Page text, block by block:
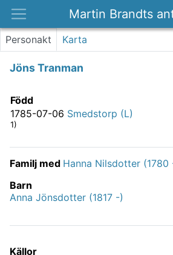
Martin Brandts
Platser
Kontakt
Personakt Karta
Jöns Tranman
Född
1785-07-06 Smedstorp (L)
1)
Familj med Hanna Nilsdotter (1780
Barn
Anna Jönsdotter (1817 -)
Källor